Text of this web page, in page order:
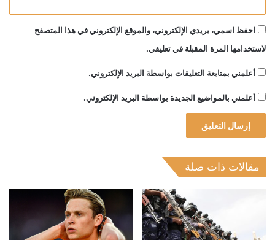
احفظ اسمي، بريدي الإلكتروني، والموقع الإلكتروني في هذا المتصفح
لاستخدامها المرة المقبلة في تعليقي.
أعلمني بمتابعة التعليقات بواسطة البريد الإلكتروني.
أعلمني بالمواضيع الجديدة بواسطة البريد الإلكتروني.
مقالات ذات صلة